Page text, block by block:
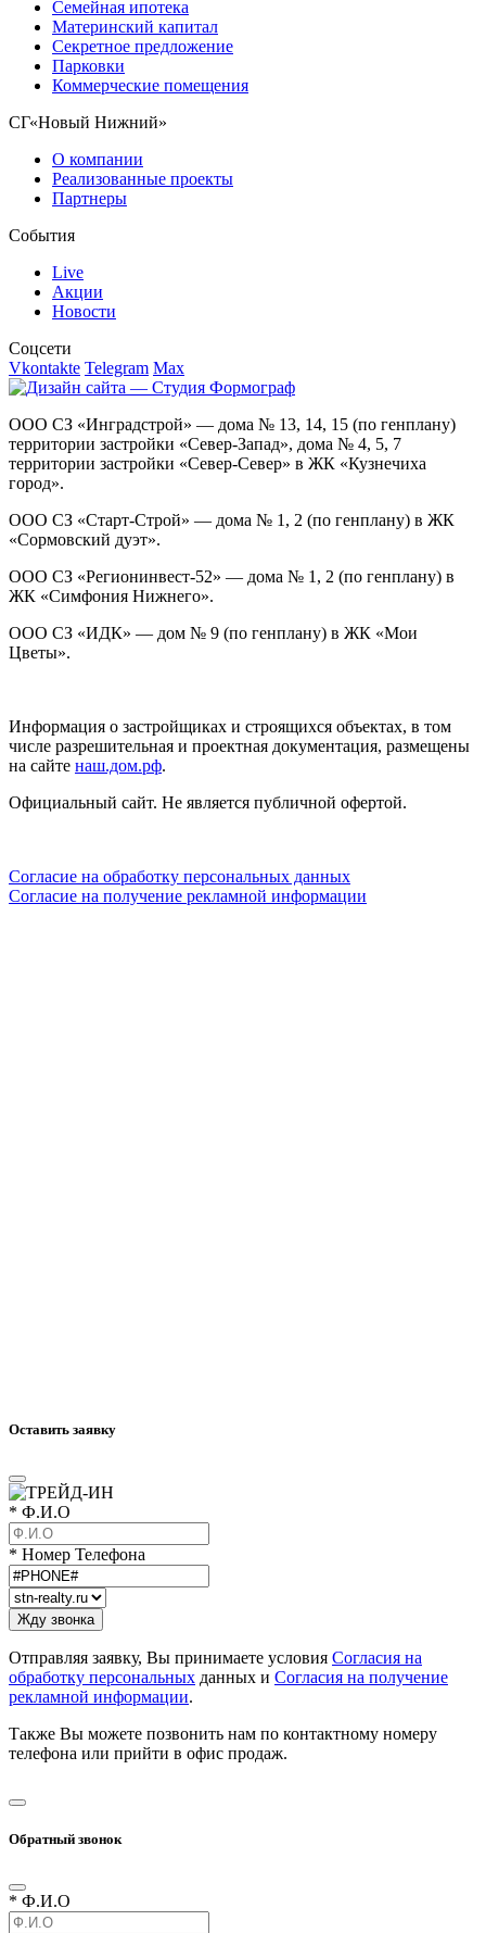
Семейная ипотека
Материнский капитал
Секретное предложение
Парковки
Коммерческие помещения
СГ«Новый Нижний»
О компании
Реализованные проекты
Партнеры
События
Live
Акции
Новости
Соцсети
Vkontakte Telegram Max
ООО СЗ «Инградстрой» — дома № 13, 14, 15 (по генплану)
территории застройки «Север-Запад», дома № 4, 5, 7
территории застройки «Север-Север» в ЖК «Кузнечиха
город».
ООО СЗ «Старт-Строй» — дома № 1, 2 (по генплану) в ЖК
«Сормовский дуэт».
ООО СЗ «Регионинвест-52» — дома № 1, 2 (по генплану) в
ЖК «Симфония Нижнего».
ООО СЗ «ИДК» — дом № 9 (по генплану) в ЖК «Мои
Цветы».
Информация о застройщиках и строящихся объектах, в том
числе разрешительная и проектная документация, размещены
на сайте наш.дом.рф.
Официальный сайт. Не является публичной офертой.
Согласие на обработку персональных данных
Согласие на получение рекламной информации
Оставить заявку
* Ф.И.О
* Номер Телефона
Отправляя заявку, Вы принимаете условия Согласия на
обработку персональных данных и Согласия на получение
рекламной информации.
Также Вы можете позвонить нам по контактному номеру
телефона или прийти в офис продаж.
Обратный звонок
* Ф.И.О